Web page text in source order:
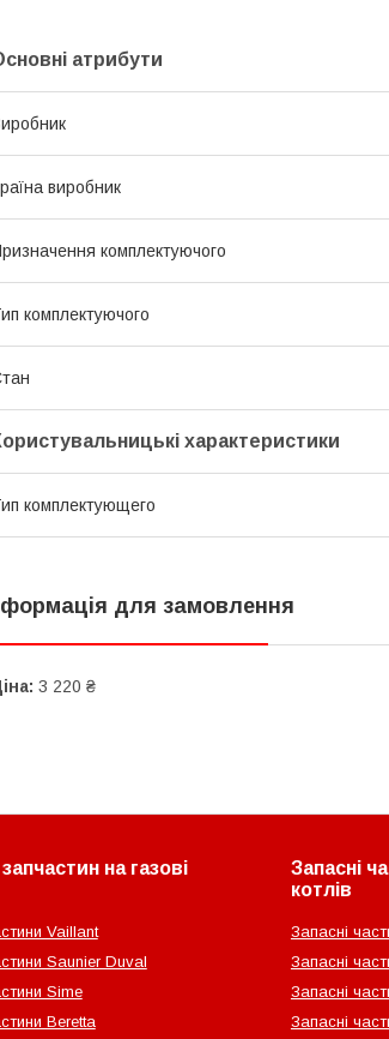
атрибути
виробник
комплектуючого
комплектуючого
характеристики
комплектующего
для замовлення
3 220 ₴
на газові
Vaillant
Saunier Duval
Sime
Beretta
Запасні
котлів
Запасні
Запасні
Запасні
Запасні